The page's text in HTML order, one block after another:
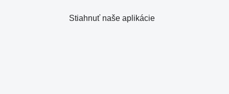
Stiahnuť naše aplikácie